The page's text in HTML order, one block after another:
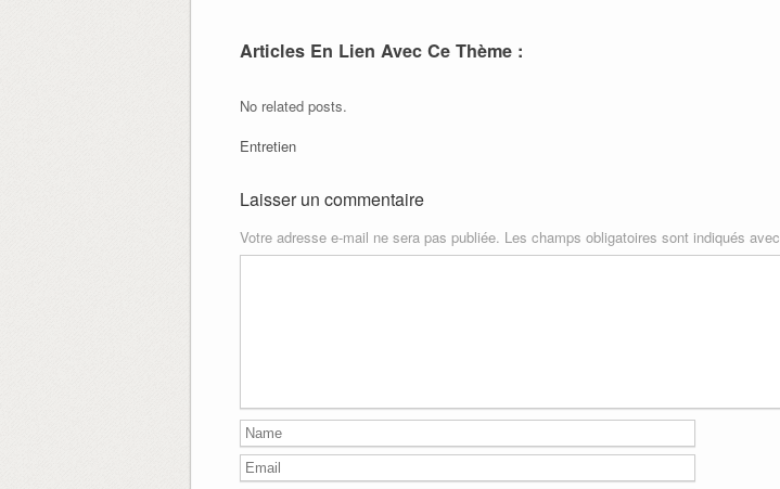
Articles En Lien Avec Ce Thème :
No related posts.
Entretien
Laisser un commentaire
Votre adresse e-mail ne sera pas publiée. Les champs obligatoires sont indiqués avec